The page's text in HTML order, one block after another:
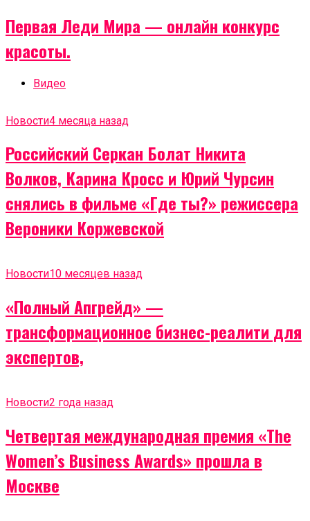
Первая Леди Мира — онлайн конкурс
красоты.
Видео
Новости4 месяца назад
Российский Серкан Болат Никита
Волков, Карина Кросс и Юрий Чурсин
снялись в фильме «Где ты?» режиссера
Вероники Коржевской
Новости10 месяцев назад
«Полный Апгрейд» —
трансформационное бизнес-реалити для
экспертов,
Новости2 года назад
Четвертая международная премия «The
Women’s Business Awards» прошла в
Москве